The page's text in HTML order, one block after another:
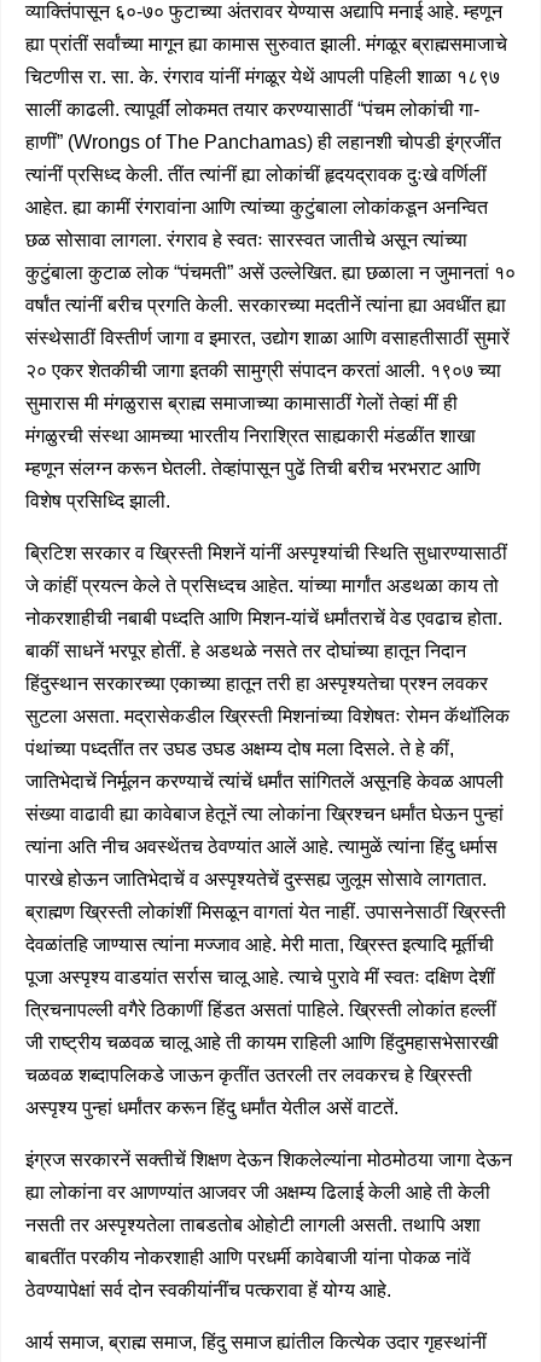
व्याक्तिंपासून ६०-७० फुटाच्या अंतरावर येण्यास अद्यापि मनाई आहे. म्हणून
ह्या प्रांतीं सर्वांच्या मागून ह्या कामास सुरुवात झाली. मंगळूर ब्राह्मसमाजाचे
चिटणीस रा. सा. के. रंगराव यांनीं मंगळूर येथें आपली पहिली शाळा १८९७
सालीं काढली. त्यापूर्वीं लोकमत तयार करण्यासाठीं “पंचम लोकांची गा-
हाणीं” (Wrongs of The Panchamas) ही लहानशी चोपडी इंग्रजींत
त्यांनीं प्रसिध्द केली. तींत त्यांनीं ह्या लोकांचीं हृदयद्रावक दुःखे वर्णिलीं
आहेत. ह्या कामीं रंगरावांना आणि त्यांच्या कुटुंबाला लोकांकडून अनन्वित
छळ सोसावा लागला. रंगराव हे स्वतः सारस्वत जातीचे असून त्यांच्या
कुटुंबाला कुटाळ लोक “पंचमती” असें उल्लेखित. ह्या छळाला न जुमानतां १०
वर्षांत त्यांनीं बरीच प्रगति केली. सरकारच्या मदतीनें त्यांना ह्या अवधींत ह्या
संस्थेसाठीं विस्तीर्ण जागा व इमारत, उद्योग शाळा आणि वसाहतीसाठीं सुमारें
२० एकर शेतकीची जागा इतकी सामुग्री संपादन करतां आली. १९०७ च्या
सुमारास मी मंगळुरास ब्राह्म समाजाच्या कामासाठीं गेलों तेव्हां मीं ही
मंगळुरची संस्था आमच्या भारतीय निराश्रित साह्यकारी मंडळींत शाखा
म्हणून संलग्न करून घेतली. तेव्हांपासून पुढें तिची बरीच भरभराट आणि
विशेष प्रसिध्दि झाली.
ब्रिटिश सरकार व ख्रिस्ती मिशनें यांनीं अस्पृश्यांची स्थिति सुधारण्यासाठीं
जे कांहीं प्रयत्न केले ते प्रसिध्दच आहेत. यांच्या मार्गांत अडथळा काय तो
नोकरशाहीची नबाबी पध्दति आणि मिशन-यांचें धर्मांतराचें वेड एवढाच होता.
बाकीं साधनें भरपूर होतीं. हे अडथळे नसते तर दोघांच्या हातून निदान
हिंदुस्थान सरकारच्या एकाच्या हातून तरी हा अस्पृश्यतेचा प्रश्न लवकर
सुटला असता. मद्रासेकडील ख्रिस्ती मिशनांच्या विशेषतः रोमन कॅथॉलिक
पंथांच्या पध्दतींत तर उघड उघड अक्षम्य दोष मला दिसले. ते हे कीं,
जातिभेदाचें निर्मूलन करण्याचें त्यांचें धर्मांत सांगितलें असूनहि केवळ आपली
संख्या वाढावी ह्या कावेबाज हेतूनें त्या लोकांना ख्रिश्चन धर्मांत घेऊन पुन्हां
त्यांना अति नीच अवस्थेंतच ठेवण्यांत आलें आहे. त्यामुळें त्यांना हिंदु धर्मास
पारखे होऊन जातिभेदाचें व अस्पृश्यतेचें दुस्सह्य जुलूम सोसावे लागतात.
ब्राह्मण ख्रिस्ती लोकांशीं मिसळून वागतां येत नाहीं. उपासनेसाठीं ख्रिस्ती
देवळांतहि जाण्यास त्यांना मज्जाव आहे. मेरी माता, ख्रिस्त इत्यादि मूर्तीची
पूजा अस्पृश्य वाडयांत सर्रास चालू आहे. त्याचे पुरावे मीं स्वतः दक्षिण देशीं
त्रिचनापल्ली वगैरे ठिकाणीं हिंडत असतां पाहिले. ख्रिस्ती लोकांत हल्लीं
जी राष्ट्रीय चळवळ चालू आहे ती कायम राहिली आणि हिंदुमहासभेसारखी
चळवळ शब्दापलिकडे जाऊन कृतींत उतरली तर लवकरच हे ख्रिस्ती
अस्पृश्य पुन्हां धर्मांतर करून हिंदु धर्मांत येतील असें वाटतें.
इंग्रज सरकारनें सक्तीचें शिक्षण देऊन शिकलेल्यांना मोठमोठया जागा देऊन
ह्या लोकांना वर आणण्यांत आजवर जी अक्षम्य ढिलाई केली आहे ती केली
नसती तर अस्पृश्यतेला ताबडतोब ओहोटी लागली असती. तथापि अशा
बाबतींत परकीय नोकरशाही आणि परधर्मी कावेबाजी यांना पोकळ नांवें
ठेवण्यापेक्षां सर्व दोन स्वकीयांनींच पत्करावा हें योग्य आहे.
आर्य समाज, ब्राह्म समाज, हिंदु समाज ह्यांतील कित्येक उदार गृहस्थांनीं